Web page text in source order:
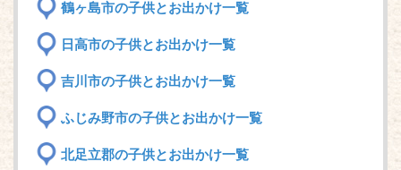
鶴ヶ島市の子供とお出かけ一覧
日高市の子供とお出かけ一覧
吉川市の子供とお出かけ一覧
ふじみ野市の子供とお出かけ一覧
北足立郡の子供とお出かけ一覧